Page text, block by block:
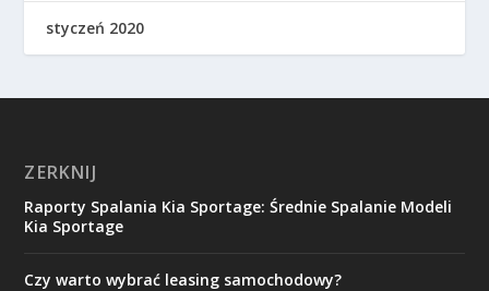
styczeń 2020
ZERKNIJ
Raporty Spalania Kia Sportage: Średnie Spalanie Modeli
Kia Sportage
Czy warto wybrać leasing samochodowy?